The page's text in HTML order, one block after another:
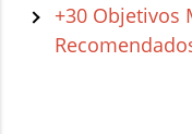
+30 Objetivos